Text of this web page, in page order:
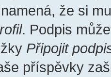
že si
. Podpis
Připojit
příspěvky